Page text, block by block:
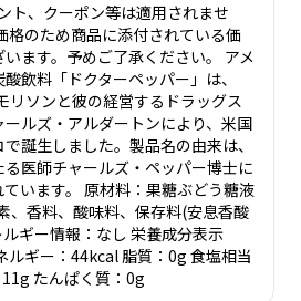
ト、クーポン等は適用されませ
のため商品に添付されている価
ます。予めご了承ください。 アメ
飲料「ドクターペッパー」は、
リソンと彼の経営するドラッグス
ールズ・アルダートンにより、米国
誕生しました。製品名の由来は、
医師チャールズ・ペッパー博士に
います。 原材料：果糖ぶどう糖液
、香料、酸味料、保存料(安息香酸
ギー情報：なし 栄養成分表示
ルギー：44kcal 脂質：0g 食塩相当
たんぱく質：0g